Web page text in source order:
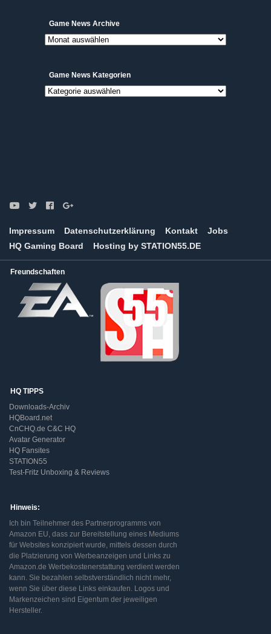
Game News ArchiveGame
News
Archive
Game News Kategorien
Game
Impressum Datenschutzerklärung Kontakt
Jobs
HQ Gaming Board
Hosting by STATION55.DE
Freundschaften
HQ TIPPS
Downloads-Archiv
HQBoard.net
CnCHQ.de C&C HQ
Avatar Generator
HQ Fansites
STATION55
Test-Fritz Unboxing & Reviews
Hinweis:
Ich bin Teilnehmer des Partnerprogramms von
Amazon EU, dass zur Bereitstellung eines Mediums
für Websites konzipiert wurde, mittels dessen durch
die Platzierung von Werbeanzeigen und Links zu
Amazon.de Werbekostenerstattung verdient werden
kann. Sie bezahlen selbstverständlich nicht mehr,
wenn Sie über diese Links einkaufen. Logos und
Markenzeichen sind Eigentum der jeweiligen
Hersteller.